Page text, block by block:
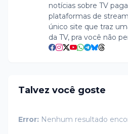
notícias sobre TV
plataformas de
único site que traz
da TV, pra você não
Talvez você goste
Error: Nenhum resultado